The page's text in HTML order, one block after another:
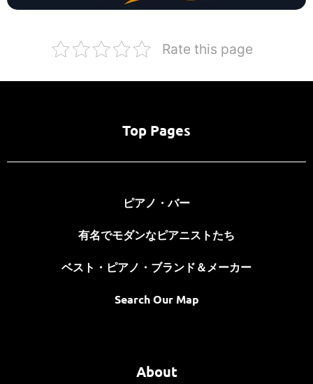
Rate this page
Top Pages
ピアノ・バー
有名でモダンなピアニストたち
ベスト・ピアノ・ブランド＆メーカー
Search Our Map
About